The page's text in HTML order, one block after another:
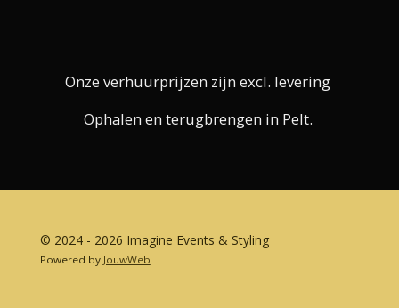
Onze verhuurprijzen zijn excl. levering
Ophalen en terugbrengen in Pelt.
© 2024 - 2026 Imagine Events & Styling
Powered by JouwWeb